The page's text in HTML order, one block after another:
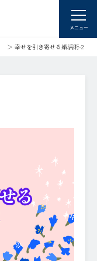
メニュー
＞ 幸せを引き寄せる婚活術-2